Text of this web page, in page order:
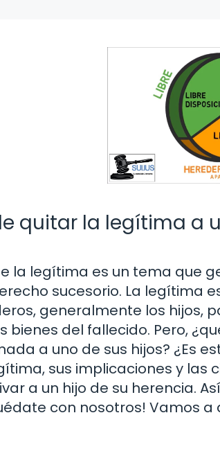
quitar la legítima a
la legítima es un tema que
sucesorio. La legítima
generalmente los hijos,
bienes del fallecido. Pero,
a uno de sus hijos? ¿Es
sus implicaciones y las
a un hijo de su herencia.
con nosotros! Vamos